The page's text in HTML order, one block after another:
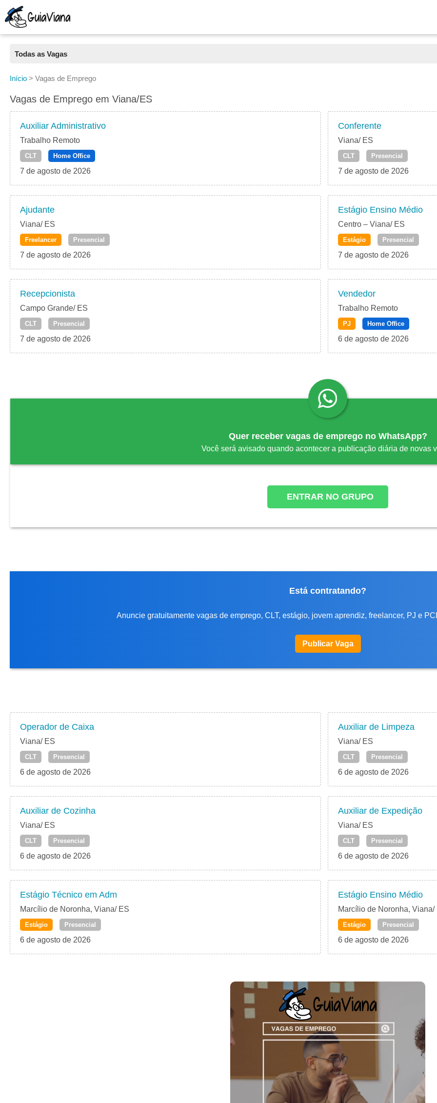
Todas as Vagas
Todas as Vagas
CLT
Freelancer
PJ
Início > Vagas de Emprego
Vagas de Emprego em Viana/ES
Auxiliar Administrativo
Trabalho Remoto
CLT Home Office
7 de agosto de 2026
Conferente
Viana/ ES
CLT Presencial
7 de agosto de 2026
Ajudante
Viana/ ES
Freelancer Presencial
7 de agosto de 2026
Estágio Ensino Médio
Centro – Viana/ ES
Estágio Presencial
7 de agosto de 2026
Recepcionista
Campo Grande/ ES
CLT Presencial
7 de agosto de 2026
Vendedor
Trabalho Remoto
PJ Home Office
6 de agosto de 2026
Quer receber vagas de emprego no WhatsApp?
Você será avisado quando acontecer a publicação diária de novas
ENTRAR NO GRUPO
Está contratando?
Anuncie gratuitamente vagas de emprego, CLT, estágio, jovem aprendiz, freelancer, PJ e
Publicar Vaga
Operador de Caixa
Viana/ ES
CLT Presencial
6 de agosto de 2026
Auxiliar de Limpeza
Viana/ ES
CLT Presencial
6 de agosto de 2026
Auxiliar de Cozinha
Viana/ ES
CLT Presencial
6 de agosto de 2026
Auxiliar de Expedição
Viana/ ES
CLT Presencial
6 de agosto de 2026
Estágio Técnico em Adm
Marcílio de Noronha, Viana/ ES
Estágio Presencial
6 de agosto de 2026
Estágio Ensino Médio
Marcílio de Noronha, Viana/
Estágio Presencial
6 de agosto de 2026